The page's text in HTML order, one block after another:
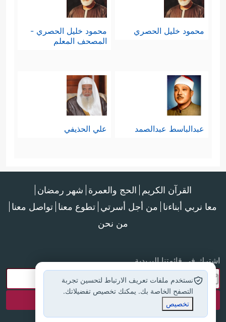
محمود خليل الحصري
محمود خليل الحصري -
المصحف المعلم
عبدالباسط عبدالصمد علي الحذيفي
القرآن الكريم الحج والعمرة شهر رمضان
معا نربي أبناءنا من أجل أسرتي تطوع معنا تواصل معنا
من نحن
اشترك في قائمتنا البريدية
نستخدم ملفات تعريف الارتباط لتحسين تجربة
التصفح الخاصة بك. يمكنك تخصيص تفضيلاتك.
تخصيص